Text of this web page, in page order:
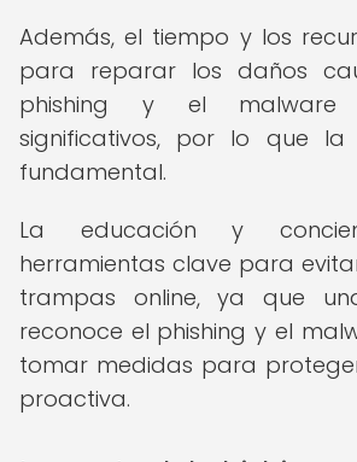
Además, el tiempo y los
para reparar los daños
phishing y el malware
significativos, por lo que la
fundamental.
La educación y
herramientas clave para
trampas online, ya que
reconoce el phishing y el
tomar medidas para
proactiva.